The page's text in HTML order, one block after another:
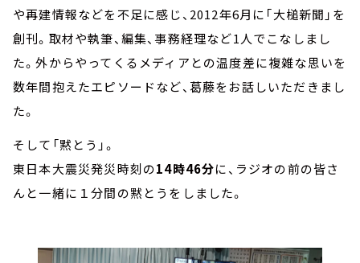
や再建情報などを不足に感じ、2012年6月に「大槌新聞」を
創刊。取材や執筆、編集、事務経理など1人でこなしまし
た。外からやってくるメディアとの温度差に複雑な思いを
数年間抱えたエピソードなど、葛藤をお話しいただきまし
た。
そして「黙とう」。
東日本大震災発災時刻の14時46分に、ラジオの前の皆さ
んと一緒に１分間の黙とうをしました。